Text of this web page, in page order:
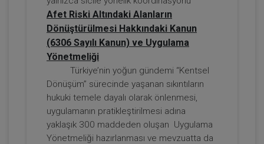
Taşınmaz Hukuku - IV. Borçlar Hukuku
Kongresi - VI. Oturum
360 TL
Afet Riski Altındaki Alanların
Dönüştürülmesi Hakkındaki Kanun
(6306 Sayılı Kanun) ve Uygulama
Yönetmeliği
Türkiye’nin yoğun gündemi “Kentsel
Dönüşüm” sürecinde yaşanan sıkıntıların
hukuki temele dayalı olarak önlenmesi,
uygulamanın pratikleştirilmesi adına
yaklaşık 300 maddeden oluşan Uygulama
Yönetmeliği hazırlanması ve mevzuatta da